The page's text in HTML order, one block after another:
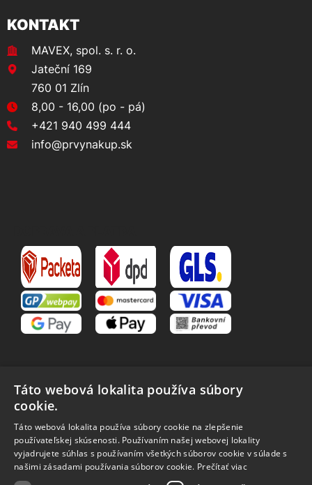
KONTAKT
MAVEX, spol. s. r. o.
Jateční 169
760 01 Zlín
8,00 - 16,00 (po - pá)
+421 940 499 444
info@prvynakup.sk
VŠETKO O NÁKUPE
O nás
Obchodné podmienky
Reklamačný poriadok
Reklamácia
Vrátenie tovaru
Spôsoby dopravy
Spracovanie osobných
Táto webová lokalita používa súbory
cookie.
Táto webová lokalita používa súbory cookie na zlepšenie
používateľskej skúsenosti. Používaním našej webovej lokality
vyjadrujete súhlas s používaním všetkých súborov cookie v súlade s
našimi zásadami používania súborov cookie. Prečítať viac